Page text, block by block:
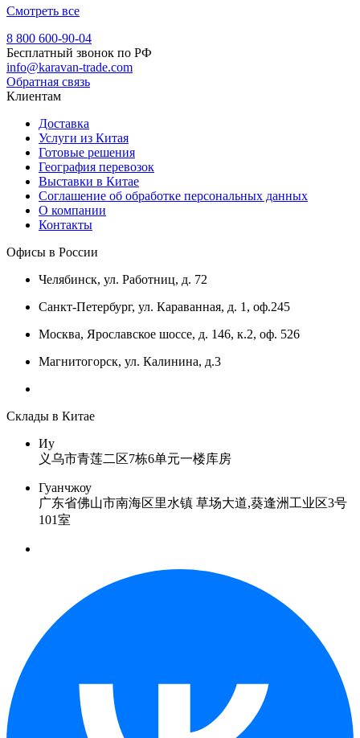
Смотреть все
8 800 600-90-04
Бесплатный звонок по РФ
info@karavan-trade.com
Обратная связь
Клиентам
Доставка
Услуги из Китая
Готовые решения
География перевозок
Выставки в Китае
Соглашение об обработке персональных данных
О компании
Контакты
Офисы в России
Челябинск, ул. Работниц, д. 72
Санкт-Петербург, ул. Караванная, д. 1, оф.245
Москва, Ярославское шоссе, д. 146, к.2, оф. 526
Магнитогорск, ул. Калинина, д.3
Склады в Китае
Иу
义乌市青莲二区7栋6单元一楼库房
Гуанчжоу
广东省佛山市南海区里水镇 草场大道,葵逢洲工业区3号
101室